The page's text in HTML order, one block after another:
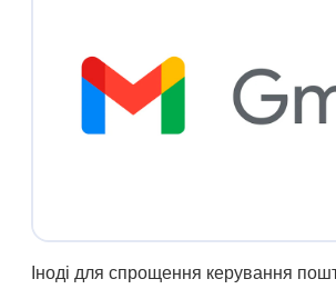
Іноді для спрощення керування